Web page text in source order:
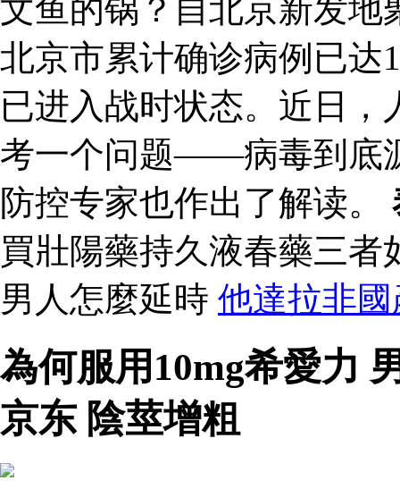
文鱼的锅？自北京新发地
北京市累计确诊病例已达
已进入战时状态。近日
考一个问题——病毒到底
防控专家也作出了解读。
買壯陽藥持久液春藥三
男人怎麼延時 他達拉非
為何服用10mg希愛力
京东 陰莖增粗